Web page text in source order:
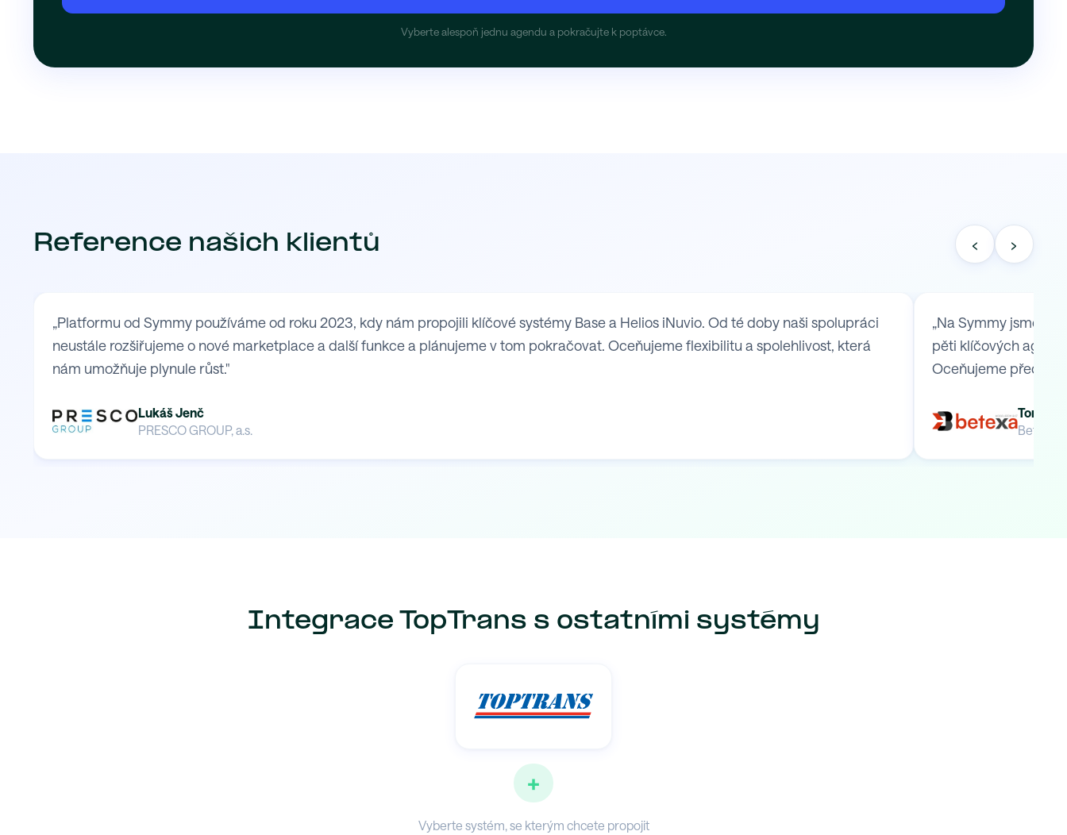
Vyberte alespoň jednu agendu a pokračujte k poptávce.
Reference našich klientů ‹ ›
„Platformu od Symmy používáme od roku 2023, kdy nám propojili klíčové systémy Base a Helios iNuvio. Od té doby naši spolupráci
neustále rozšiřujeme o nové marketplace a další funkce a plánujeme v tom pokračovat. Oceňujeme flexibilitu a spolehlivost, která
nám umožňuje plynule růst."
Lukáš Jenč
PRESCO GROUP, a.s.
„Na Symmy jsme
pěti klíčových
Oceňujeme
Tomáš
Betexa
Integrace TopTrans s ostatními systémy
+
Vyberte systém, se kterým chcete propojit